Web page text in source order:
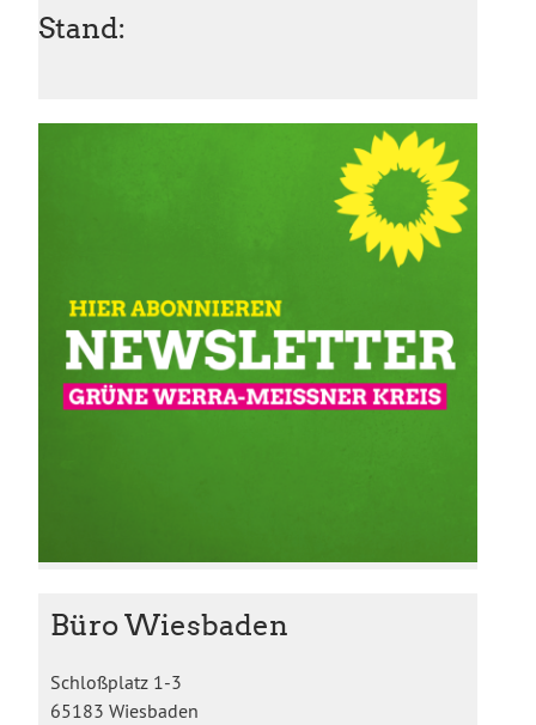
Stand:
Büro Wiesbaden
Schloßplatz 1-3
65183 Wiesbaden